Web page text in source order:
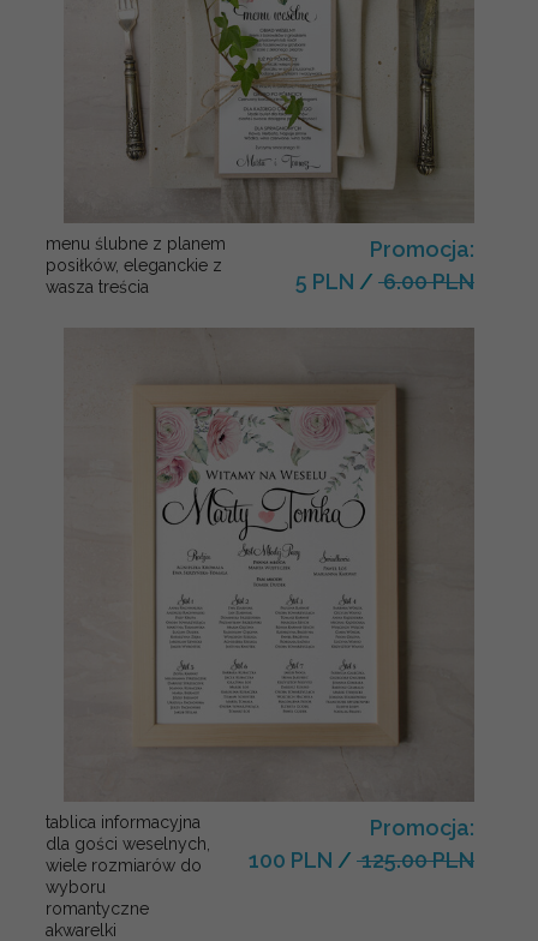
menu ślubne z planem
posiłków, eleganckie z
wasza treścia
Promocja:
5 PLN / 6.00 PLN
tablica informacyjna
dla gości weselnych,
wiele rozmiarów do
wyboru
romantyczne
akwarelki
Promocja:
100 PLN / 125.00 PLN